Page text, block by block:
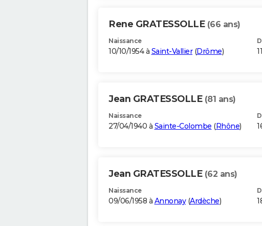
Rene GRATESSOLLE (66 ans)
Naissance
10/10/1954 à Saint-Vallier(Drôme)
Jean GRATESSOLLE (81 ans)
Naissance
27/04/1940 à Sainte-Colombe (Rhône)
Jean GRATESSOLLE (62 ans)
Naissance
09/06/1958 à Annonay(Ardèche)